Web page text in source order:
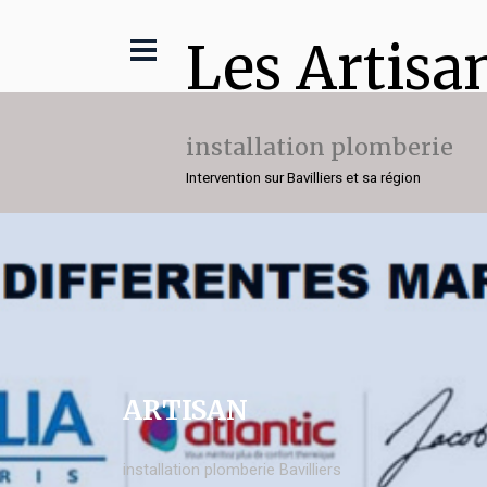
Les
installation plomberie
Intervention sur Bavilliers et sa région
ARTISAN
installation plomberie Bavilliers